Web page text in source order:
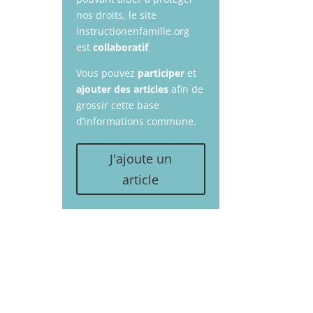
nos droits, le site
instructionenfamille.org
estcollaboratif.
Vous pouvez participer et
ajouter des articles afin de
grossir cette base
d’informations commune.
J'ajoute un
article